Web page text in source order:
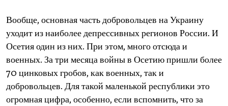
Вообще, основная часть добровольцев на Украину
уходит из наиболее депрессивных регионов России. И
Осетия один из них. При этом, много отсюда и
военных. За три месяца войны в Осетию пришли более
70 цинковых гробов, как военных, так и
добровольцев. Для такой маленькой республики это
огромная цифра, особенно, если вспомнить, что за